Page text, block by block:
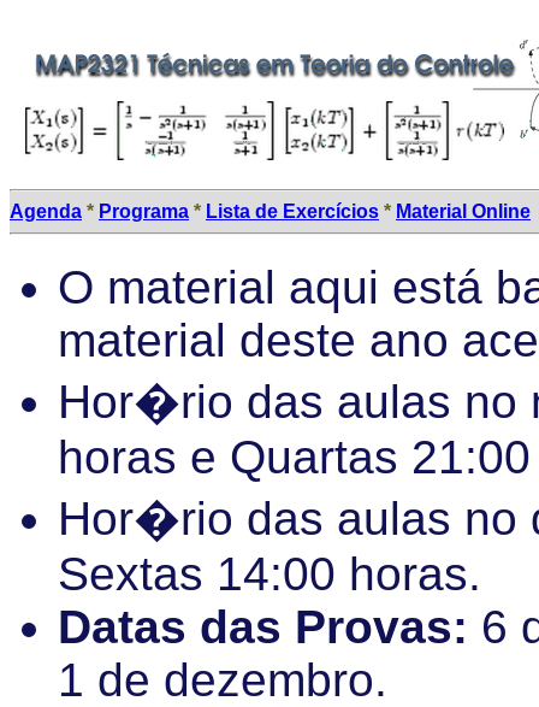
Agenda * Programa * Lista de Exercícios * Material Online
O material aqui está
material deste ano
Hor�rio das aulas no
horas e Quartas
Hor�rio das aulas no
Sextas 14:00 horas.
Datas das Provas: 6
1 de dezembro.